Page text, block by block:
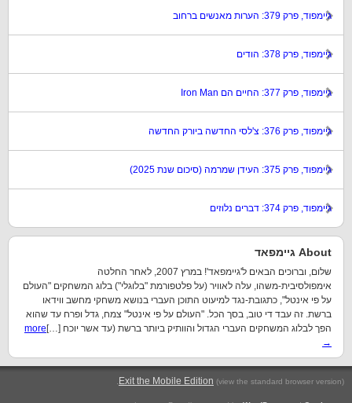
גיימפוד, פרק 379: הערות מאנשים ברחוב
גיימפוד, פרק 378: הודים
גיימפוד, פרק 377: החיים הם Iron Man
גיימפוד, פרק 376: צ'לסי החדשה ביורק החדשה
גיימפוד, פרק 375: העידן שמרמה (סיכום שנת 2025)
גיימפוד, פרק 374: דברים נלוזים
About גיימפאד
שלום, וברוכים הבאים ל'גיימפאד'! במרץ 2007, לאחר החלטה
אימפולסיבית-משהו, עלה לאוויר (על פלטפורמת "בלוגלי") בלוג המשחקים "העולם
על פי אינטל", כתגובת-נגד למיעוט התוכן העברי בנושא משחקי מחשב ווידאו
ברשת. זה עבד די טוב, בסך הכל. "העולם על פי אינטל" צמח, גדל ופרח עד שהוא
הפך לבלוג המשחקים העברי הגדול והוותיק ביותר ברשת (עד אשר יוכח […] more
→
Exit the Mobile Edition (view the standard browser version)
.